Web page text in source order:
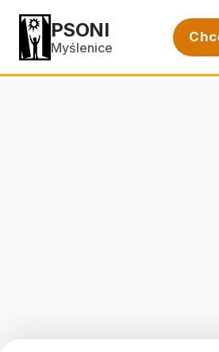
PSONI
Myślenice